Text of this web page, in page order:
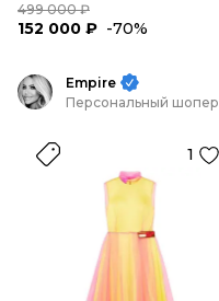
499 000 ₽
152 000 ₽ -70%
Empire
Персональный шопер
1